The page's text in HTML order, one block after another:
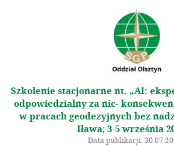
Instytucje geodezyjne
Ośrodki naukowe
Organizacje
Archiwum Akt Nowych
E-Podpis & E-Pieczęć od
Kontakt
Szkolenie stacjonarne nt. „AI:
odpowiedzialny za nic-
w pracach geodezyjnych bez
Iława; 3-5 września
Data publikacji: